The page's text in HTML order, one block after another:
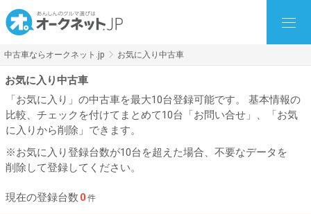
中古車ならオークネット.jp お気に入り中古車
お気に入り中古車
「お気に入り」の中古車を最大10台登録可能です。 基本情報の
比較、チェックを付けてまとめて10台「お問い合せ」、「お気
に入りから削除」できます。
※お気に入り登録台数が10台を超えた場合、不要なデータを
削除して登録してください。
現在の登録台数 0 件